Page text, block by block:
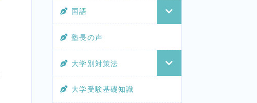
国語
塾長の声
大学別対策法
大学受験基礎知識